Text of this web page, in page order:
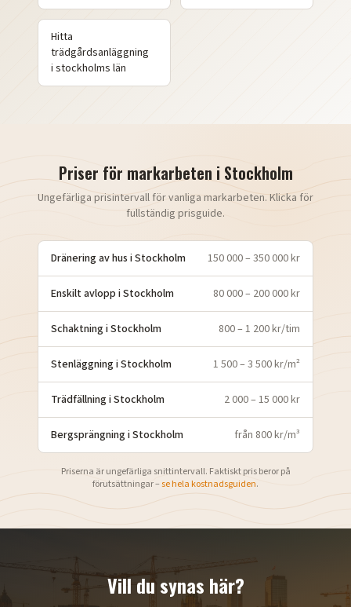
Hitta
trädgårdsanläggning
i stockholms län
Priser för markarbeten i Stockholm
Ungefärliga prisintervall för vanliga markarbeten. Klicka för
fullständig prisguide.
Dränering av hus iStockholm 150 000 – 350 000 kr
Enskilt avlopp iStockholm 80 000 – 200 000 kr
SchaktningiStockholm 800 – 1 200 kr/tim
StenläggningiStockholm 1 500 – 3 500 kr/m²
TrädfällningiStockholm 2 000 – 15 000 kr
BergsprängningiStockholm från 800 kr/m³
Priserna är ungefärliga snittintervall. Faktiskt pris beror på
förutsättningar –se hela kostnadsguiden.
Vill du synas här?